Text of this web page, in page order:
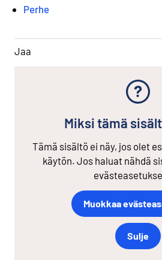
Perhe
Jaa
Miksi tämä
Tämä sisältö ei näy, jos olet
käytön. Jos haluat nähdä
Muokkaa
Sulje